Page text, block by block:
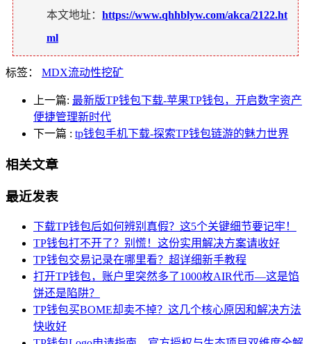
本文地址： https://www.qhhblyw.com/akca/2122.ht
ml
标签： MDX流动性挖矿
上一篇: 最新版TP钱包下载-苹果TP钱包，开启数字资产
便捷管理新时代
下一篇 : tp钱包手机下载-探索TP钱包链游的魅力世界
相关文章
最近发表
下载TP钱包后如何辨别真假？这5个关键细节要记牢！
TP钱包打不开了？别慌！这份实用解决方案请收好
TP钱包交易记录在哪里看？超详细新手教程
打开TP钱包，账户里突然多了1000枚AIR代币—这是馅
饼还是陷阱？
TP钱包买BOME却卖不掉？这几个核心原因和解决方法
快收好